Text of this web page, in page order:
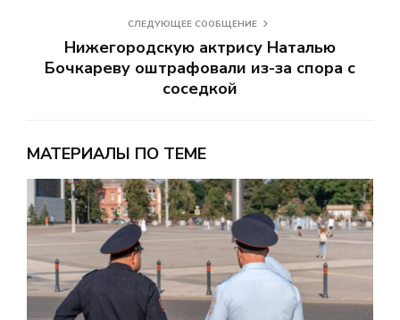
СЛЕДУЮЩЕЕ СООБЩЕНИЕ
Нижегородскую актрису Наталью
Бочкареву оштрафовали из-за спора с
соседкой
МАТЕРИАЛЫ ПО ТЕМЕ